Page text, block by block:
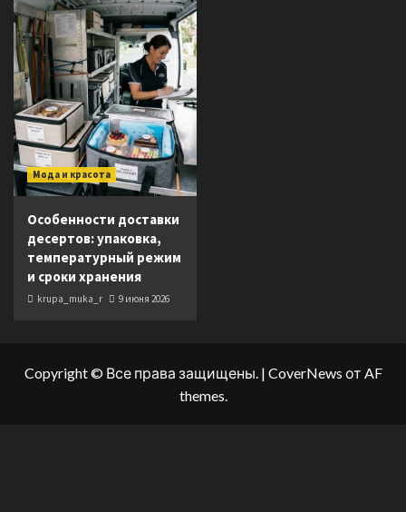
Мода и красота
Особенности доставки
десертов: упаковка,
температурный режим
и сроки хранения
krupa_muka_r 9 июня 2026
Copyright © Все права защищены. | CoverNews от AF
themes.